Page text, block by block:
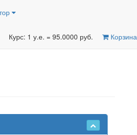
Курс: 1 у.е. = 95.0000 руб. Корзина